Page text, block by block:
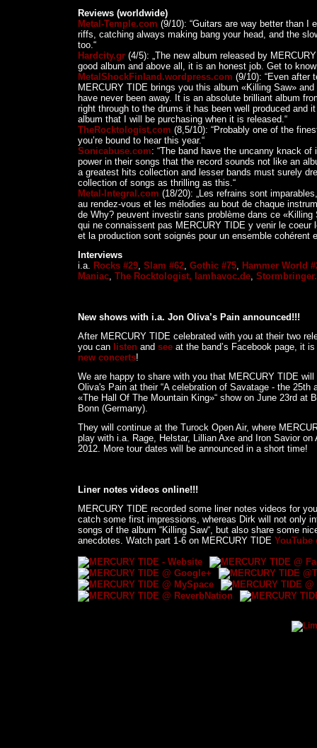
Reviews (worldwide)
Metal-Temple.com (9/10): “Guitars are way better than I
riffs, catching always making bang your head, and the
too.“
Hardcity.gr (4/5): „The new album released by
good album and above all, it is an honest job. Get to know
MetalShockFinland.wordpress.com (9/10): “Even after
MERCURY TIDE brings you this album «Killing Saw»
have never been away. It is an absolute brilliant album
right through to the drums it has been well produced and
album that I will be purchasing when it is released.“
TheRocktologist.com (8,5/10): “Probably one of the
you’re bound to hear this year.“
Sonicabuse.com: “The band have the uncanny knack of
power in their songs that the record sounds not like an
a greatest hits collection and lesser bands must surely
collection of songs as thrilling as this.“
Metal-Integral.com (18/20): „Les refrains sont
au rendez-vous et les mélodies au bout de chaque
de Why? peuvent investir sans problème dans ce «Killing
qui ne connaissent pas MERCURY TIDE y venir le coeur
et la production sont soignés pour un ensemble cohérent
Interviews
i.a. Rocks #29, Slam #62, Gothic #75, Hammer World
Maniac, The Rocktologist, Iamhavoc.de,
New shows with i.a. Jon Oliva’s Pain announced!!!
After MERCURY TIDE celebrated with you at their two
you can listen and see at the band’s Facebook page, it
new concerts!
We are happy to share with you that MERCURY TIDE will
Oliva's Pain at their “A celebration of Savatage - the 25th
«The Hall Of The Mountain King»“ show on June 23rd at
Bonn (Germany).
They will continue at the Turock Open Air, where
play with i.a. Rage, Helstar, Lillian Axe and Iron Savior on
2012. More tour dates will be announced in a short time!
Liner notes videos online!!!
MERCURY TIDE recorded some liner notes videos for
catch some first impressions, whereas Dirk will not only
songs of the album “Killing Saw“, but also share some
anecdotes. Watch part 1-6 on MERCURY TIDE YouTube